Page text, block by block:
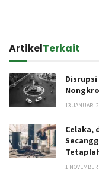
ArtikelTerkait
13 JANUARI
Celaka,
1